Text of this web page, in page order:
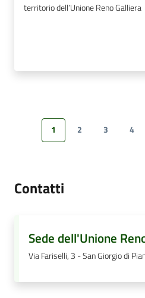
territorio dell’Unione Reno Galliera
Pagina precedente
Pagina
1 Pagina
2 Pagina
3 4
Contatti
Sede dell'Unione
Via Fariselli, 3 - San Giorgio di